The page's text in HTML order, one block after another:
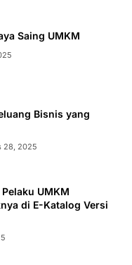
Saing UMKM
Bisnis yang
28, 2025
UMKM
di E-Katalog Versi